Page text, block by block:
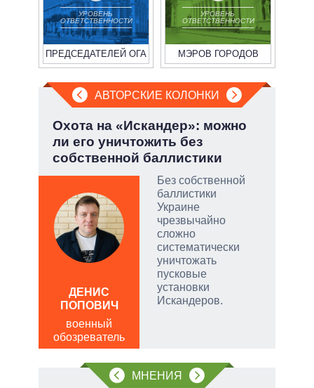
УРОВЕНЬ
ОТВЕТСТВЕННОСТИ
ПРЕДСЕДАТЕЛЕЙ ОГА
УРОВЕНЬ
ОТВЕТСТВЕННОСТИ
МЭРОВ ГОРОДОВ
АВТОРСКИЕ КОЛОНКИ
Охота на «Искандер»: можно
ли его уничтожить без
собственной баллистики
Без собственной
баллистики
Украине
чрезвычайно
сложно
систематически
уничтожать
пусковые
установки
Искандеров.
ДЕНИС
ПОПОВИЧ
военный
обозреватель
МНЕНИЯ